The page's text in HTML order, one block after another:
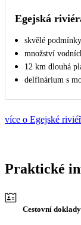
Egejská
skvělé
množství
12 km dlouhá
delfinárium s
více o Egejské
Praktické
Cestovní